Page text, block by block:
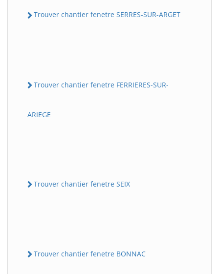
Trouver chantier fenetre SERRES-SUR-ARGET
Trouver chantier fenetre FERRIERES-SUR-
ARIEGE
Trouver chantier fenetre SEIX
Trouver chantier fenetre BONNAC